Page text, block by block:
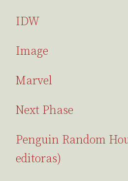
IDW
Image
Marvel
Next Phase
Penguin Random
editoras)